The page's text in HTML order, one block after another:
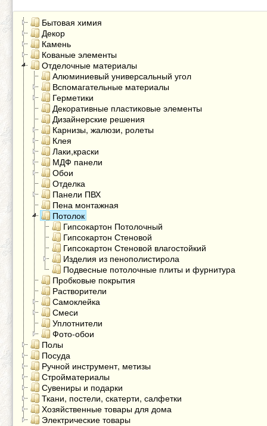
Бытовая химия
Декор
Камень
Кованые элементы
Отделочные материалы
Алюминиевый универсальный угол
Вспомагательные материалы
Герметики
Декоративные пластиковые элементы
Дизайнерские решения
Карнизы, жалюзи, ролеты
Клея
Лаки,краски
МДФ панели
Обои
Отделка
Панели ПВХ
Пена монтажная
Потолок
Гипсокартон Потолочный
Гипсокартон Стеновой
Гипсокартон Стеновой влагостойкий
Изделия из пенополистирола
Подвесные потолочные плиты и фурнитура
Пробковые покрытия
Растворители
Самоклейка
Смеси
Уплотнители
Фото-обои
Полы
Посуда
Ручной инструмент, метизы
Стройматериалы
Сувениры и подарки
Ткани, постели, скатерти, салфетки
Хозяйственные товары для дома
Электрические товары